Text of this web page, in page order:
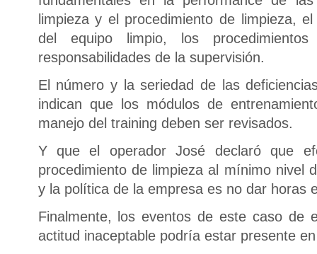
limpieza y el procedimiento de limpieza,
del equipo limpio, los
responsabilidades de la supervisión.
El número y la seriedad de las
indican que los módulos de
manejo del training deben ser revisados.
Y que el operador José declaró que
procedimiento de limpieza al mínimo nivel
y la política de la empresa es no dar horas
Finalmente, los eventos de este caso de
actitud inaceptable podría estar presente